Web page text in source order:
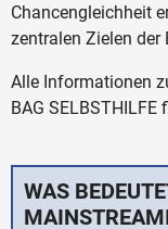
Chancengleichheit
zentralen Zielen der
Alle Informationen
BAG SELBSTHILFE
WAS